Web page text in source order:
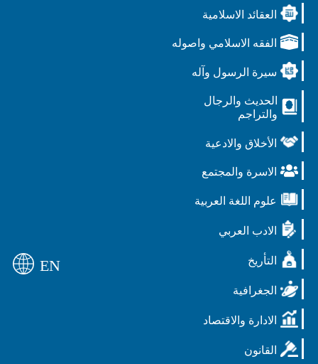
العقائد الاسلامية
الفقه الاسلامي واصوله
سيرة الرسول وآله
الحديث والرجال
والتراجم
الأخلاق والادعية
الاسرة والمجتمع
علوم اللغة العربية
الادب العربي
التأريخ
الجغرافية
الادارة والاقتصاد
القانون
EN